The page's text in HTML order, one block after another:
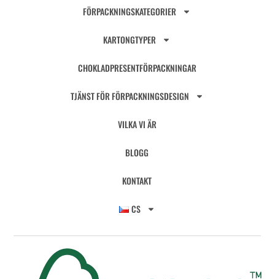
FÖRPACKNINGSKATEGORIER
KARTONGTYPER
CHOKLADPRESENTFÖRPACKNINGAR
TJÄNST FÖR FÖRPACKNINGSDESIGN
VILKA VI ÄR
BLOGG
KONTAKT
CS